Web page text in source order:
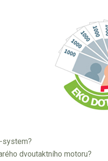
system?
dvoutaktního motoru?